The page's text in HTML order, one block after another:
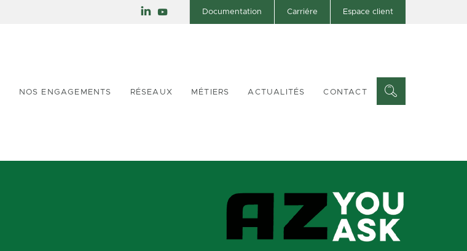
Documentation Carriére Espace client
NOS ENGAGEMENTS RÉSEAUX MÉTIERS ACTUALITÉS CONTACT